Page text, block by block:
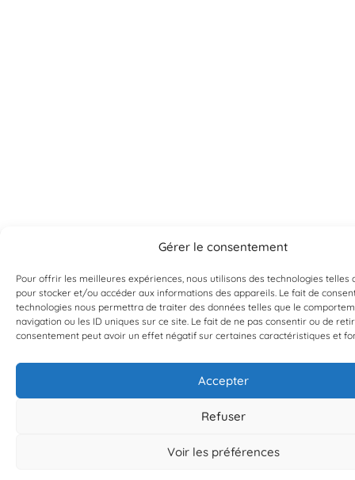
Gérer le consentement
Pour offrir les meilleures expériences, nous utilisons des technologies telles
pour stocker et/ou accéder aux informations des appareils. Le fait de
technologies nous permettra de traiter des données telles que le
navigation ou les ID uniques sur ce site. Le fait de ne pas consentir ou de
consentement peut avoir un effet négatif sur certaines caractéristiques et
Accepter
Refuser
Voir les préférences